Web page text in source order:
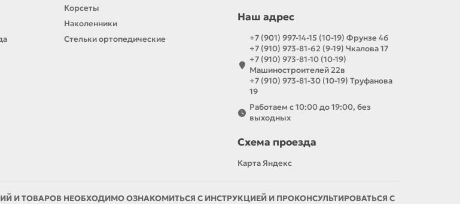
Корсеты
Наколенники
Стельки ортопедические
Наш адрес
+7 (901) 997-14-15 (10-19) Фрунзе 46
+7 (910) 973-81-62 (9-19) Чкалова 17
+7 (910) 973-81-10 (10-19)
Машиностроителей 22в
+7 (910) 973-81-30 (10-19) Труфанова
19
Работаем с 10:00 до 19:00, без
выходных
Схема проезда
Карта Яндекс
И ТОВАРОВ НЕОБХОДИМО ОЗНАКОМИТЬСЯ С ИНСТРУКЦИЕЙ И ПРОКОНСУЛЬТИРОВАТЬСЯ С